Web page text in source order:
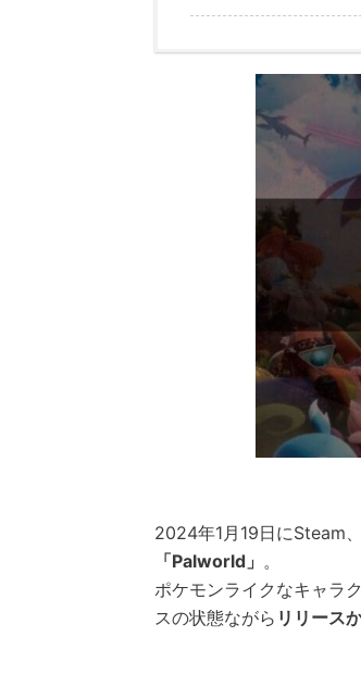
2024年1月19日にSteam
「Palworld」 。
ポケモンライクなキャラ
スの状態ながら リリース